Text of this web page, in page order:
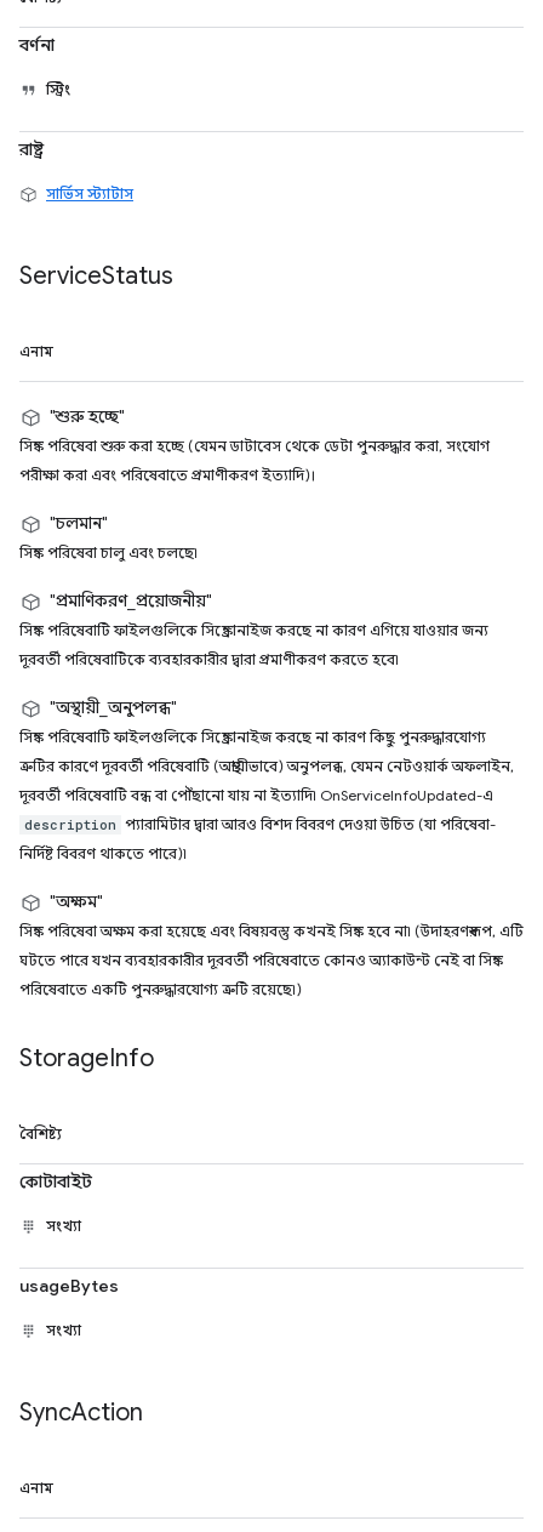
বর্ণনা
স্ট্রিং
রাষ্ট্র
সার্ভিস স্ট্যাটাস
ServiceStatus
এনাম
"শুরু হচ্ছে"
সিঙ্ক পরিষেবা শুরু করা হচ্ছে (যেমন ডাটাবেস থেকে ডেটা পুনরুদ্ধার করা, সংযোগ
পরীক্ষা করা এবং পরিষেবাতে প্রমাণীকরণ ইত্যাদি)।
"চলমান"
সিঙ্ক পরিষেবা চালু এবং চলছে৷
"প্রমাণিকরণ_প্রয়োজনীয়"
সিঙ্ক পরিষেবাটি ফাইলগুলিকে সিঙ্ক্রোনাইজ করছে না কারণ এগিয়ে যাওয়ার জন্য
দূরবর্তী পরিষেবাটিকে ব্যবহারকারীর দ্বারা প্রমাণীকরণ করতে হবে৷
"অস্থায়ী_অনুপলব্ধ"
সিঙ্ক পরিষেবাটি ফাইলগুলিকে সিঙ্ক্রোনাইজ করছে না কারণ কিছু পুনরুদ্ধারযোগ্য
ত্রুটির কারণে দূরবর্তী পরিষেবাটি (অস্থায়ীভাবে) অনুপলব্ধ, যেমন নেটওয়ার্ক অফলাইন,
দূরবর্তী পরিষেবাটি বন্ধ বা পৌঁছানো যায় না ইত্যাদি৷ OnServiceInfoUpdated-এ
description প্যারামিটার দ্বারা আরও বিশদ বিবরণ দেওয়া উচিত (যা পরিষেবা-
নির্দিষ্ট বিবরণ থাকতে পারে)৷
"অক্ষম"
সিঙ্ক পরিষেবা অক্ষম করা হয়েছে এবং বিষয়বস্তু কখনই সিঙ্ক হবে না৷ (উদাহরণস্বরূপ, এটি
ঘটতে পারে যখন ব্যবহারকারীর দূরবর্তী পরিষেবাতে কোনও অ্যাকাউন্ট নেই বা সিঙ্ক
পরিষেবাতে একটি পুনরুদ্ধারযোগ্য ত্রুটি রয়েছে৷)
StorageInfo
বৈশিষ্ট্য
কোটাবাইট
সংখ্যা
usageBytes
সংখ্যা
SyncAction
এনাম